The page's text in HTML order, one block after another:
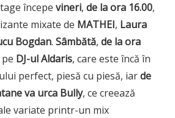
începe vineri, de la ora 16.00,
mixate de MATHEI, Laura
Bogdan. Sâmbătă, de la ora
DJ-ul Aldaris, care este încă în
perfect, piesă cu piesă, iarde
va urca Bully, ce creează
variate printr-un mix